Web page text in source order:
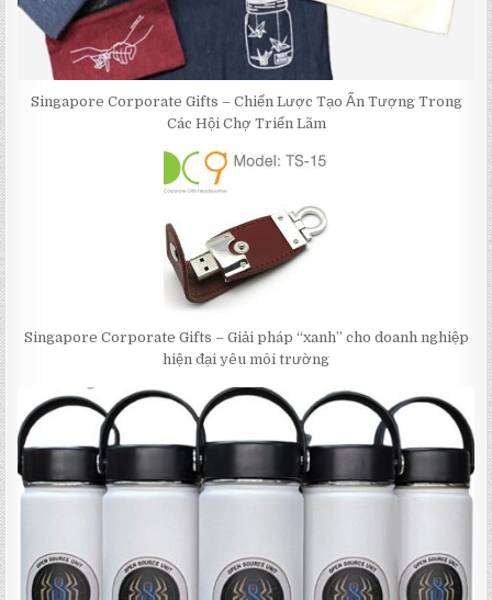
Singapore Corporate Gifts – Chiến Lược Tạo Ấn Tượng Trong
Các Hội Chợ Triển Lãm
Singapore Corporate Gifts – Giải pháp “xanh” cho doanh nghiệp
hiện đại yêu môi trường